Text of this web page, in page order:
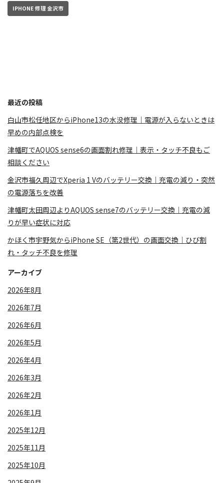
IPHONE 修理 金沢市
最近の投稿
白山市松任地区からiPhone13の水没修理｜電源が入らないときは
早めの内部点検を
津幡町でAQUOS sense6の画面割れ修理｜表示・タッチ不良もご
相談ください
金沢市福久周辺でXperia 1 Vのバッテリー交換｜充電の減り・突然
の電源落ちを改善
津幡町太田周辺よりAQUOS sense7のバッテリー交換｜充電の減
りが早い症状に対応
かほく市宇野気からiPhone SE（第2世代）の画面交換｜ひび割
れ・タッチ不良を修理
アーカイブ
2026年8月
2026年7月
2026年6月
2026年5月
2026年4月
2026年3月
2026年2月
2026年1月
2025年12月
2025年11月
2025年10月